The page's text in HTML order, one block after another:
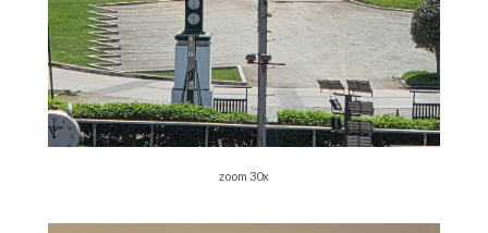
zoom 30x